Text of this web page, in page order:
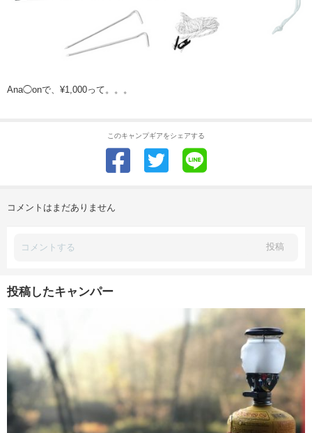
Ana◯onで、¥1,000って。。。
このキャンプギアをシェアする
コメントはまだありません
投稿
投稿したキャンパー